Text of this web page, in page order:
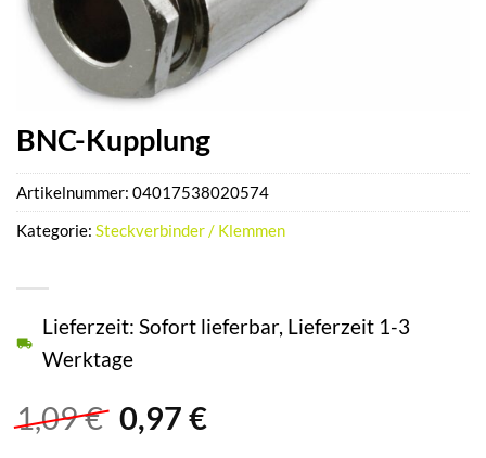
BNC-Kupplung
1,09€ Ursprünglicher
0,97 €Aktueller
Lieferzeit: Sofort lieferbar, Lieferzeit 1-3
Werktage
Artikelnummer: 04017538020574
Kategorie: Steckverbinder / Klemmen